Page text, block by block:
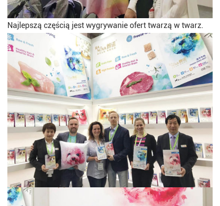
Najlepszą częścią jest wygrywanie ofert twarzą w twarz.